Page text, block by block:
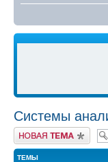
Системы
Новая тема
ТЕМЫ